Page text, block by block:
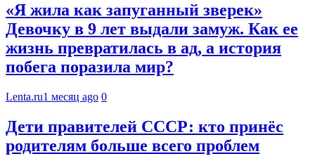
«Я жила как запуганный зверек»
Девочку в 9 лет выдали замуж. Как ее
жизнь превратилась в ад, а история
побега поразила мир?
Lenta.ru1 месяц ago 0
Дети правителей СССР: кто принёс
родителям больше всего проблем